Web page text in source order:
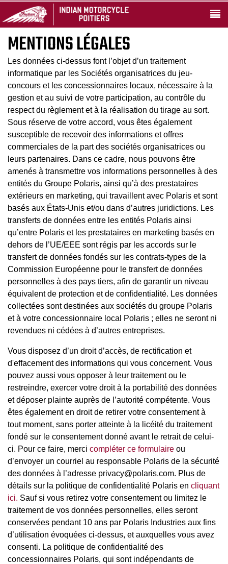
MENTIONS LÉGALES
Les données ci-dessus font l’objet d’un traitement
informatique par les Sociétés organisatrices du jeu-
concours et les concessionnaires locaux, nécessaire à la
gestion et au suivi de votre participation, au contrôle du
respect du règlement et à la réalisation du tirage au sort.
Sous réserve de votre accord, vous êtes également
susceptible de recevoir des informations et offres
commerciales de la part des sociétés organisatrices ou
leurs partenaires. Dans ce cadre, nous pouvons être
amenés à transmettre vos informations personnelles à des
entités du Groupe Polaris, ainsi qu’à des prestataires
extérieurs en marketing, qui travaillent avec Polaris et sont
basés aux États-Unis et/ou dans d’autres juridictions. Les
transferts de données entre les entités Polaris ainsi
qu’entre Polaris et les prestataires en marketing basés en
dehors de l’UE/EEE sont régis par les accords sur le
transfert de données fondés sur les contrats-types de la
Commission Européenne pour le transfert de données
personnelles à des pays tiers, afin de garantir un niveau
équivalent de protection et de confidentialité. Les données
collectées sont destinées aux sociétés du groupe Polaris
et à votre concessionnaire local Polaris ; elles ne seront ni
revendues ni cédées à d’autres entreprises.
Vous disposez d’un droit d’accès, de rectification et
d'effacement des informations qui vous concernent. Vous
pouvez aussi vous opposer à leur traitement ou le
restreindre, exercer votre droit à la portabilité des données
et déposer plainte auprès de l’autorité compétente. Vous
êtes également en droit de retirer votre consentement à
tout moment, sans porter atteinte à la licéité du traitement
fondé sur le consentement donné avant le retrait de celui-
ci. Pour ce faire, merci compléter ce formulaire ou
d’envoyer un courriel au responsable Polaris de la sécurité
des données à l’adresse privacy@polaris.com. Plus de
détails sur la politique de confidentialité Polaris en cliquant
ici. Sauf si vous retirez votre consentement ou limitez le
traitement de vos données personnelles, elles seront
conservées pendant 10 ans par Polaris Industries aux fins
d’utilisation évoquées ci-dessus, et auxquelles vous avez
consenti. La politique de confidentialité des
concessionnaires Polaris, qui sont indépendants de